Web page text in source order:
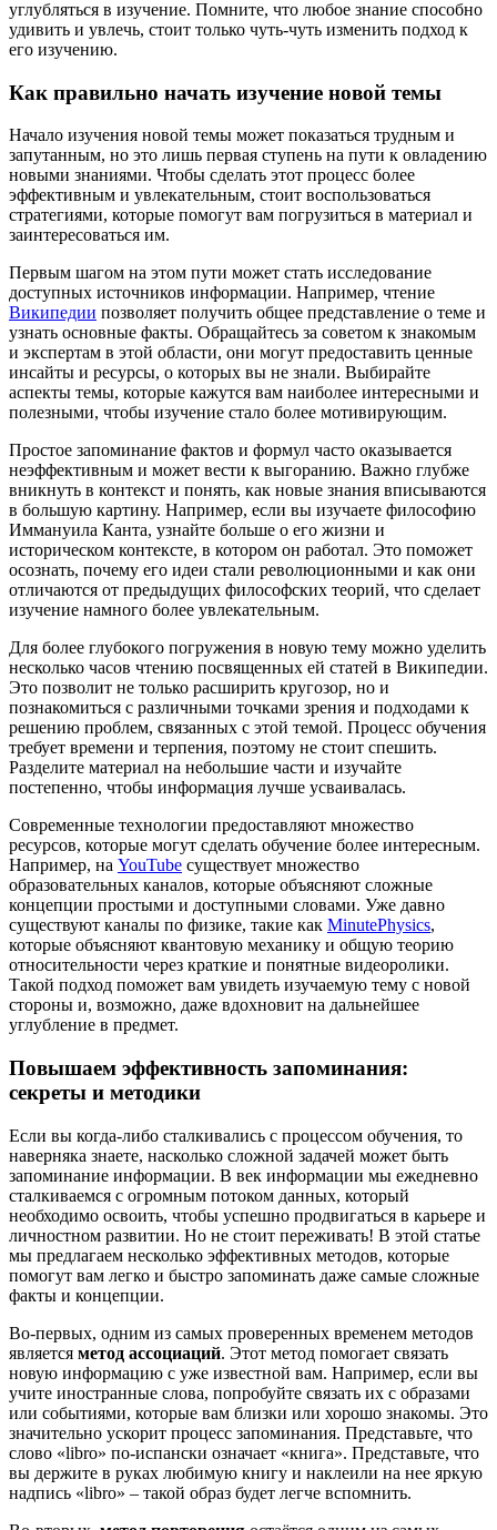
углубляться в изучение. Помните, что любое знание способно
удивить и увлечь, стоит только чуть-чуть изменить подход к
его изучению.
Как правильно начать изучение новой темы
Начало изучения новой темы может показаться трудным и
запутанным, но это лишь первая ступень на пути к овладению
новыми знаниями. Чтобы сделать этот процесс более
эффективным и увлекательным, стоит воспользоваться
стратегиями, которые помогут вам погрузиться в материал и
заинтересоваться им.
Первым шагом на этом пути может стать исследование
доступных источников информации. Например, чтение
Википедии позволяет получить общее представление о теме и
узнать основные факты. Обращайтесь за советом к знакомым
и экспертам в этой области, они могут предоставить ценные
инсайты и ресурсы, о которых вы не знали. Выбирайте
аспекты темы, которые кажутся вам наиболее интересными и
полезными, чтобы изучение стало более мотивирующим.
Простое запоминание фактов и формул часто оказывается
неэффективным и может вести к выгоранию. Важно глубже
вникнуть в контекст и понять, как новые знания вписываются
в большую картину. Например, если вы изучаете философию
Иммануила Канта, узнайте больше о его жизни и
историческом контексте, в котором он работал. Это поможет
осознать, почему его идеи стали революционными и как они
отличаются от предыдущих философских теорий, что сделает
изучение намного более увлекательным.
Для более глубокого погружения в новую тему можно уделить
несколько часов чтению посвященных ей статей в Википедии.
Это позволит не только расширить кругозор, но и
познакомиться с различными точками зрения и подходами к
решению проблем, связанных с этой темой. Процесс обучения
требует времени и терпения, поэтому не стоит спешить.
Разделите материал на небольшие части и изучайте
постепенно, чтобы информация лучше усваивалась.
Современные технологии предоставляют множество
ресурсов, которые могут сделать обучение более интересным.
Например, на YouTube существует множество
образовательных каналов, которые объясняют сложные
концепции простыми и доступными словами. Уже давно
существуют каналы по физике, такие как MinutePhysics,
которые объясняют квантовую механику и общую теорию
относительности через краткие и понятные видеоролики.
Такой подход поможет вам увидеть изучаемую тему с новой
стороны и, возможно, даже вдохновит на дальнейшее
углубление в предмет.
Повышаем эффективность запоминания:
секреты и методики
Если вы когда-либо сталкивались с процессом обучения, то
наверняка знаете, насколько сложной задачей может быть
запоминание информации. В век информации мы ежедневно
сталкиваемся с огромным потоком данных, который
необходимо освоить, чтобы успешно продвигаться в карьере и
личностном развитии. Но не стоит переживать! В этой статье
мы предлагаем несколько эффективных методов, которые
помогут вам легко и быстро запоминать даже самые сложные
факты и концепции.
Во-первых, одним из самых проверенных временем методов
является метод ассоциаций. Этот метод помогает связать
новую информацию с уже известной вам. Например, если вы
учите иностранные слова, попробуйте связать их с образами
или событиями, которые вам близки или хорошо знакомы. Это
значительно ускорит процесс запоминания. Представьте, что
слово «libro» по-испански означает «книга». Представьте, что
вы держите в руках любимую книгу и наклеили на нее яркую
надпись «libro» – такой образ будет легче вспомнить.